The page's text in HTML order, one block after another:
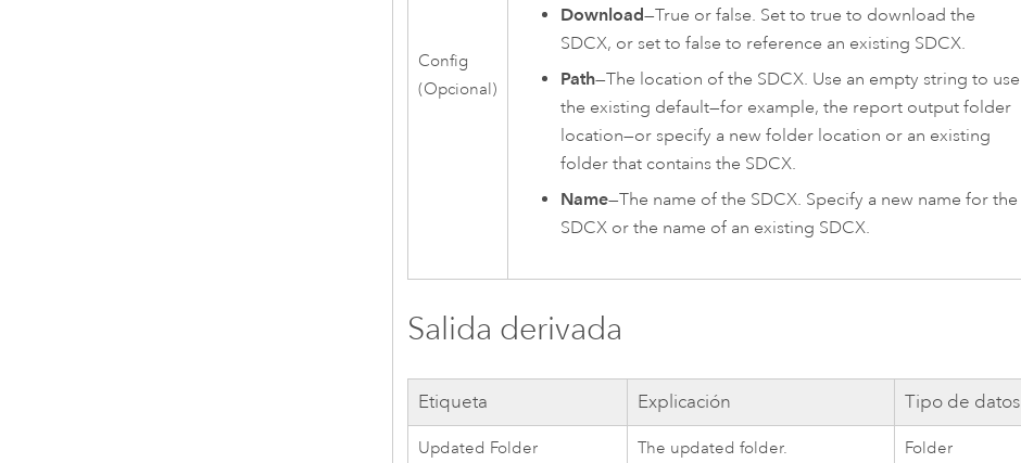
Config
(Opcional)
Download—True or false. Set to true to download the
SDCX, or set to false to reference an existing SDCX.
Path—The location of the SDCX. Use an empty string to use
the existing default—for example, the report output folder
location—or specify a new folder location or an existing
folder that contains the SDCX.
Name—The name of the SDCX. Specify a new name for the
SDCX or the name of an existing SDCX.
Salida derivada
Etiqueta Explicación Tipo de datos
Updated Folder The updated folder. Folder